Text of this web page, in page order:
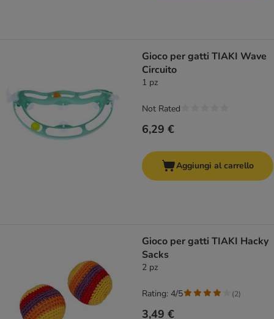
Gioco per gatti TIAKI Wave
Circuito
1 pz
6,29 €
Not Rated
Aggiungi al carrello
Gioco per gatti TIAKI Hacky
Sacks
2 pz
3,49 €
Rating: 4/5 (2)